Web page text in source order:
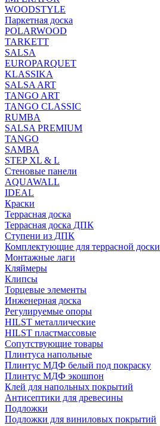
WOODSTYLE
Паркетная доска
POLARWOOD
TARKETT
SALSA
EUROPARQUET
KLASSIKA
SALSA ART
TANGO ART
TANGO CLASSIC
RUMBA
SALSA PREMIUM
TANGO
SAMBA
STEP XL & L
Стеновые панели
AQUAWALL
IDEAL
Краски
Террасная доска
Террасная доска ДПК
Ступени из ДПК
Комплектующие для террасной доски
Монтажные лаги
Кляймеры
Клипсы
Торцевые элементы
Инженерная доска
Регулируемые опоры
HILST металлические
HILST пластмассовые
Сопутствующие товары
Плинтуса напольные
Плинтус МДФ белый под покраску
Плинтус МДФ экошпон
Клей для напольных покрытий
Антисептики для древесины
Подложки
Подложки для виниловых покрытий